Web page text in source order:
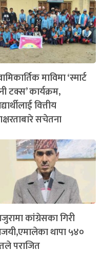
माविमा ‘स्मार्ट
टक्स’ कार्यक्रम,
वित्तीय
सचेतना
कांग्रेसका गिरी
थापा ५४०
पराजित